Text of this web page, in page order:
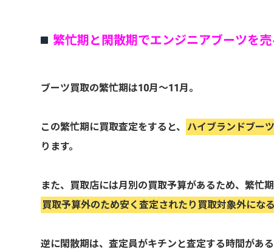
繁忙期と閑散期でエンジニアブーツを
ブーツ買取の繁忙期は10月～11月。
この繁忙期に買取査定をすると、 ハイブランドブー
ります。
また、買取店には月別の買取予算があるため、繁忙
買取予算外のため安く査定されたり買取対象外にな
逆に閑散期は、査定員がキチンと査定する時間があ